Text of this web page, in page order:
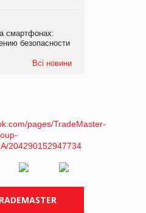
смартфонах:
безопасности
Всі новини